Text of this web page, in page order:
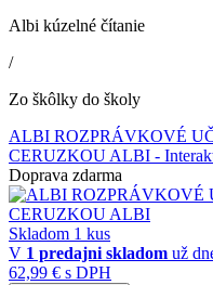
Albi kúzelné čítanie
/
Zo škôlky do školy
ALBI ROZPRÁVKOVÉ
CERUZKOU ALBI -
Doprava zdarma
Skladom 1 kus
V 1 predajni skladom už
62,99 € s DPH